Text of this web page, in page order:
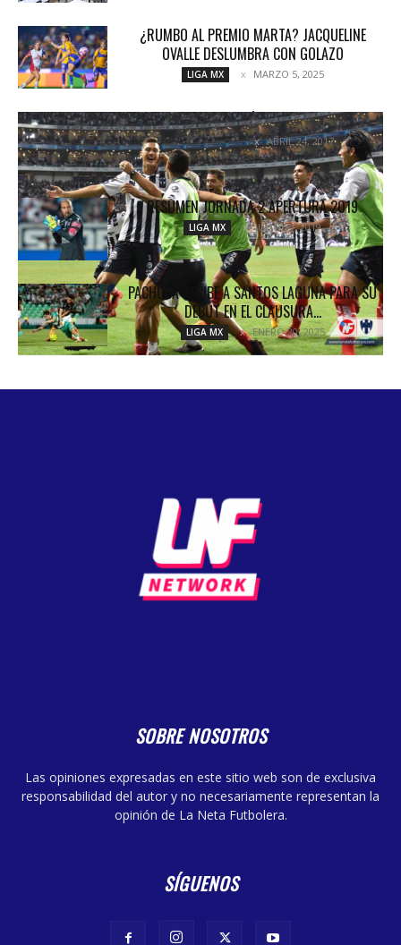
¿RUMBO AL PREMIO MARTA? JACQUELINE
OVALLE DESLUMBRA CON GOLAZO
LIGA MX MARZO 5, 2025
RAYADÍSIMOS
COLUMNETAS ABRIL 24, 2017
RESUMEN JORNADA 2 APERTURA 2019
LIGA MX JULIO 30, 2019
PACHUCA RECIBE A SANTOS LAGUNA PARA SU
DEBUT EN EL CLAUSURA...
LIGA MX ENERO 20, 2025
SOBRE NOSOTROS
Las opiniones expresadas en este sitio web son de exclusiva
responsabilidad del autor y no necesariamente representan la
opinión de La Neta Futbolera.
SÍGUENOS